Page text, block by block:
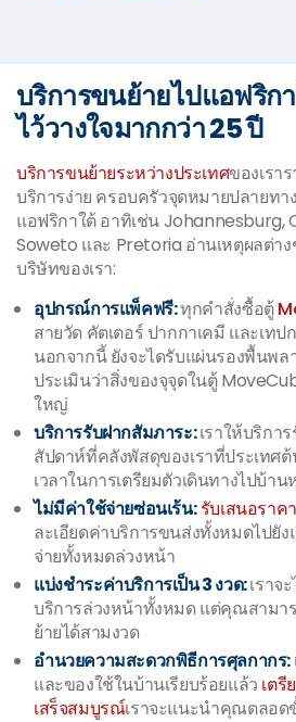
บริการขนย้ายไปแอฟริก
ไว้วางใจมากกว่า 25 ปี
บริการขนย้ายระหว่างประเทศของเรา
บริการง่าย ครอบครัวจุดหมายปลายท
แอฟริกาใต้ อาทิเช่น Johannesburg,
Soweto และ Pretoria อ่านเหตุผลต่า
บริษัทของเรา:
อุปกรณ์การแพ็คฟรี:ทุกคำสั่งซื้อตู้
สายวัด คัตเตอร์ ปากกาเคมี และเท
นอกจากนี้ ยังจะไดรับแผ่นรองพื้นพ
ประเมินว่าสิ่งของจุจุดในตู้
ใหญ่
บริการรับฝากสัมภาระ:เราให้บริกา
สัปดาห์ที่คลังพัสดุของเราที่ประเทศ
เวลาในการเตรียมตัวเดินทางไปบ้า
ไม่มีค่าใช้จ่ายซ่อนเร้น: รับเสนอรา
ละเอียดค่าบริการขนส่งทั้งหมดไปยัง
จ่ายทั้งหมดล่วงหน้า
แบ่งชำระค่าบริการเป็น 3 งวด:เราจ
บริการล่วงหน้าทั้งหมด แต่คุณสามา
ย้ายได้สามงวด
อำนวยความสะดวกพิธีการศุลกากร:
และของใช้ในบ้านเรียบร้อยแล้ว เตรี
เสร็จสมบูรณ์เราจะแนะนำคุณตลอ